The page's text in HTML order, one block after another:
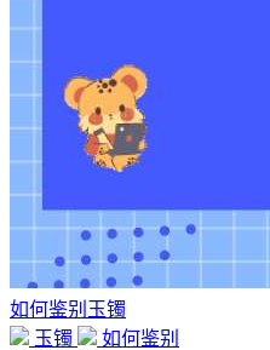
如何鉴别玉镯
玉镯
如何鉴别